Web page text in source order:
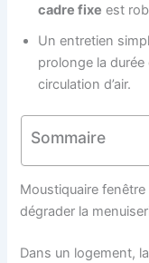
cadre fixe est
Un entretien
prolonge la
circulation d’air.
Sommaire
Moustiquaire
dégrader la
Dans un logement,